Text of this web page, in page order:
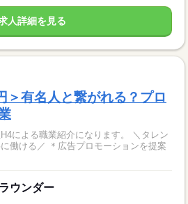
人詳細を見る
＞有名人と繋がれる？プロ
による職業紹介になります。 ＼タレン
モーションを提案
ウンダー